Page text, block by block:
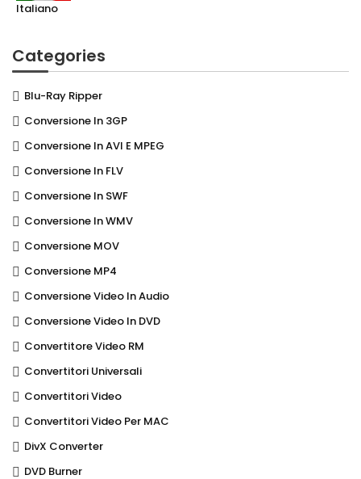
Italiano
Categories
Blu-Ray Ripper
Conversione In 3GP
Conversione In AVI E MPEG
Conversione In FLV
Conversione In SWF
Conversione In WMV
Conversione MOV
Conversione MP4
Conversione Video In Audio
Conversione Video In DVD
Convertitore Video RM
Convertitori Universali
Convertitori Video
Convertitori Video Per MAC
DivX Converter
DVD Burner